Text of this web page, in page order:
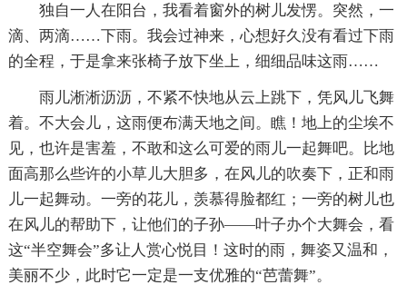
独自一人在阳台，我看着窗外的树儿发愣。突然，一
滴、两滴……下雨。我会过神来，心想好久没有看过下雨
的全程，于是拿来张椅子放下坐上，细细品味这雨……
雨儿淅淅沥沥，不紧不快地从云上跳下，凭风儿飞舞
着。不大会儿，这雨便布满天地之间。瞧！地上的尘埃不
见，也许是害羞，不敢和这么可爱的雨儿一起舞吧。比地
面高那么些许的小草儿大胆多，在风儿的吹奏下，正和雨
儿一起舞动。一旁的花儿，羡慕得脸都红；一旁的树儿也
在风儿的帮助下，让他们的子孙——叶子办个大舞会，看
这“半空舞会”多让人赏心悦目！这时的雨，舞姿又温和，
美丽不少，此时它一定是一支优雅的“芭蕾舞”。